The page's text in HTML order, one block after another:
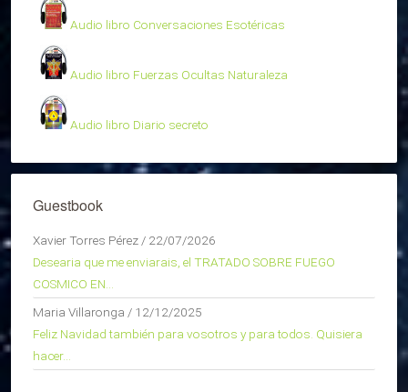
Audio libro Conversaciones Esotéricas
Audio libro Fuerzas Ocultas Naturaleza
Audio libro Diario secreto
Guestbook
Xavier Torres Pérez / 22/07/2026
Desearia que me enviarais, el TRATADO SOBRE FUEGO
COSMICO EN...
Maria Villaronga / 12/12/2025
Feliz Navidad también para vosotros y para todos. Quisiera
hacer...